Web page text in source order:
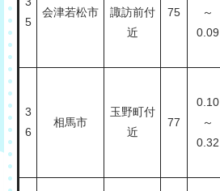
5
会津若松市
諏訪前付
近
75
～
0.09
3
6
相馬市
玉野町付
近
77
0.10
～
0.32